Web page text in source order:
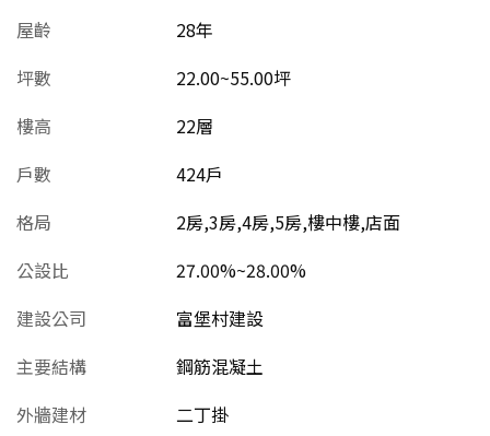
屋齡
28年
坪數
22.00~55.00坪
樓高
22層
戶數
424戶
格局
2房,3房,4房,5房,樓中樓,店面
公設比
27.00%~28.00%
建設公司
富堡村建設
主要結構
鋼筋混凝土
外牆建材
二丁掛